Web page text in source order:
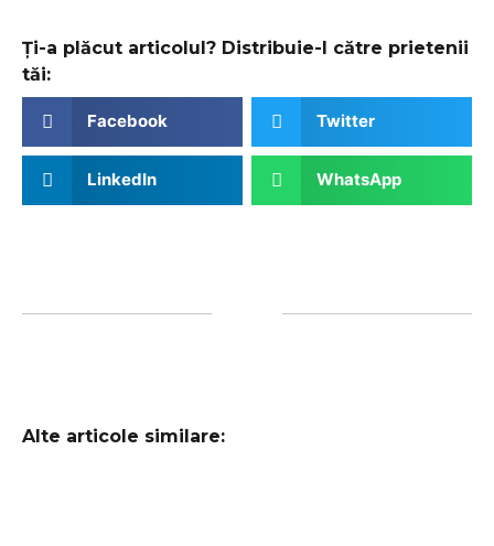
Ți-a plăcut articolul? Distribuie-l către prietenii
tăi:
Facebook Twitter
LinkedIn WhatsApp
Alte articole similare: